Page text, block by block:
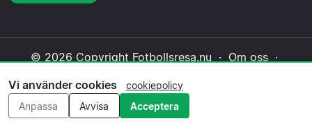
© 2026 Copyright Fotbollsresa.nu · Om oss ·
Redaktionell policy
Vi använder cookies
cookiepolicy
Anpassa
Avvisa Acceptera